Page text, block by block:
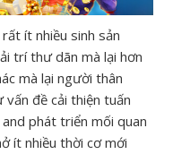
ít nhiều sinh sản
trí thư dãn mà lại hơn
mà lại người thân
vấn đề cải thiện tuấn
phát triển mối quan
ít nhiều thời cơ mới